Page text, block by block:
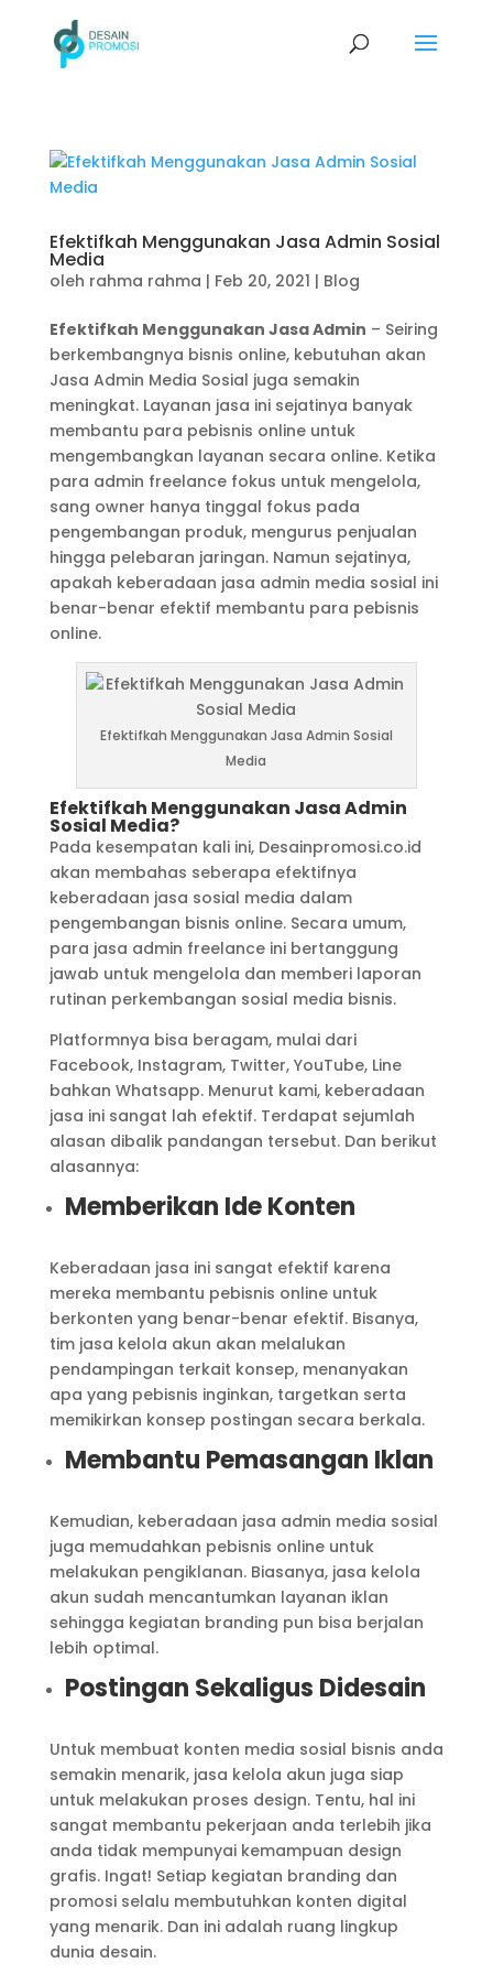
Efektifkah Menggunakan Jasa Admin Sosial
Media
oleh rahma rahma | Feb 20, 2021 | Blog
Efektifkah Menggunakan Jasa Admin – Seiring
berkembangnya bisnis online, kebutuhan akan
Jasa Admin Media Sosial juga semakin
meningkat. Layanan jasa ini sejatinya banyak
membantu para pebisnis online untuk
mengembangkan layanan secara online. Ketika
para admin freelance fokus untuk mengelola,
sang owner hanya tinggal fokus pada
pengembangan produk, mengurus penjualan
hingga pelebaran jaringan. Namun sejatinya,
apakah keberadaan jasa admin media sosial ini
benar-benar efektif membantu para pebisnis
online.
Efektifkah Menggunakan Jasa Admin Sosial
Media
Efektifkah Menggunakan Jasa Admin
Sosial Media?
Pada kesempatan kali ini, Desainpromosi.co.id
akan membahas seberapa efektifnya
keberadaan jasa sosial media dalam
pengembangan bisnis online. Secara umum,
para jasa admin freelance ini bertanggung
jawab untuk mengelola dan memberi laporan
rutinan perkembangan sosial media bisnis.
Platformnya bisa beragam, mulai dari
Facebook, Instagram, Twitter, YouTube, Line
bahkan Whatsapp. Menurut kami, keberadaan
jasa ini sangat lah efektif. Terdapat sejumlah
alasan dibalik pandangan tersebut. Dan berikut
alasannya:
Memberikan Ide Konten
Keberadaan jasa ini sangat efektif karena
mereka membantu pebisnis online untuk
berkonten yang benar-benar efektif. Bisanya,
tim jasa kelola akun akan melalukan
pendampingan terkait konsep, menanyakan
apa yang pebisnis inginkan, targetkan serta
memikirkan konsep postingan secara berkala.
Membantu Pemasangan Iklan
Kemudian, keberadaan jasa admin media sosial
juga memudahkan pebisnis online untuk
melakukan pengiklanan. Biasanya, jasa kelola
akun sudah mencantumkan layanan iklan
sehingga kegiatan branding pun bisa berjalan
lebih optimal.
Postingan Sekaligus Didesain
Untuk membuat konten media sosial bisnis anda
semakin menarik, jasa kelola akun juga siap
untuk melakukan proses design. Tentu, hal ini
sangat membantu pekerjaan anda terlebih jika
anda tidak mempunyai kemampuan design
grafis. Ingat! Setiap kegiatan branding dan
promosi selalu membutuhkan konten digital
yang menarik. Dan ini adalah ruang lingkup
dunia desain.